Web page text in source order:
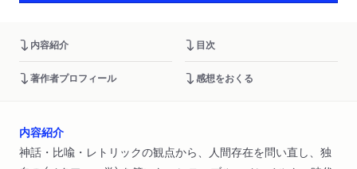
内容紹介 目次
著作者プロフィール 感想をおくる
内容紹介
神話・比喩・レトリックの観点から、人間存在を問い直し、独